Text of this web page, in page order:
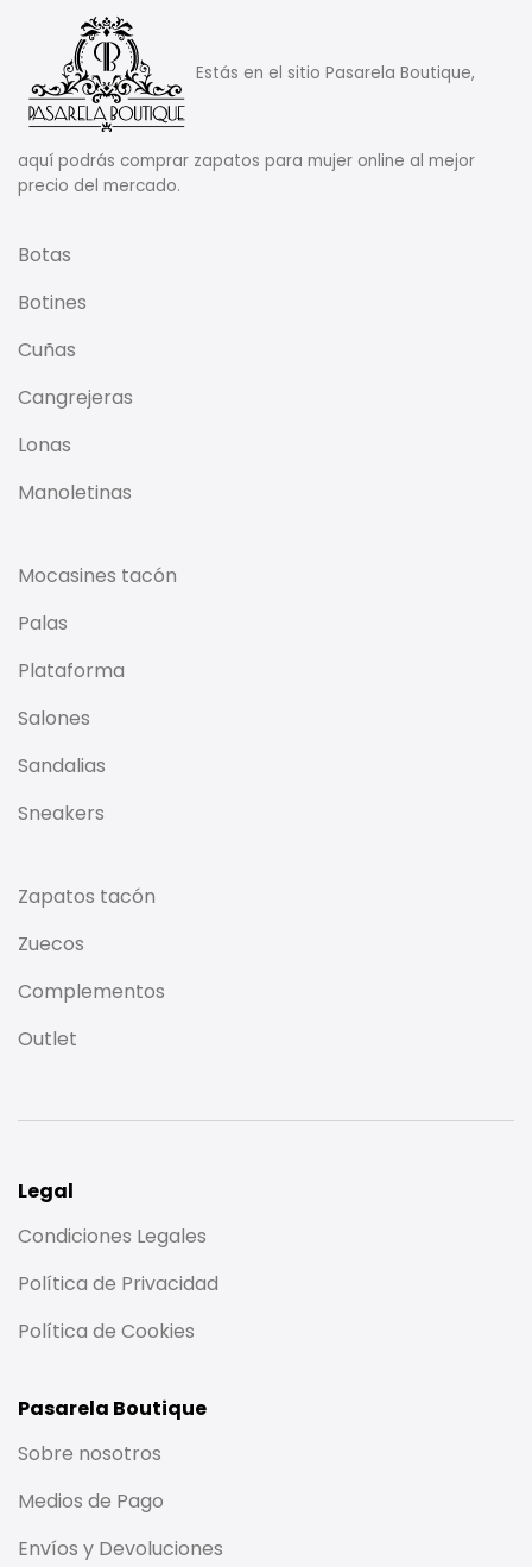
Estás en el sitio Pasarela Boutique,
aquí podrás comprar zapatos para mujer online al mejor
precio del mercado.
Botas
Botines
Cuñas
Cangrejeras
Lonas
Manoletinas
Mocasines tacón
Palas
Plataforma
Salones
Sandalias
Sneakers
Zapatos tacón
Zuecos
Complementos
Outlet
Legal
Condiciones Legales
Política de Privacidad
Política de Cookies
Pasarela Boutique
Sobre nosotros
Medios de Pago
Envíos y Devoluciones